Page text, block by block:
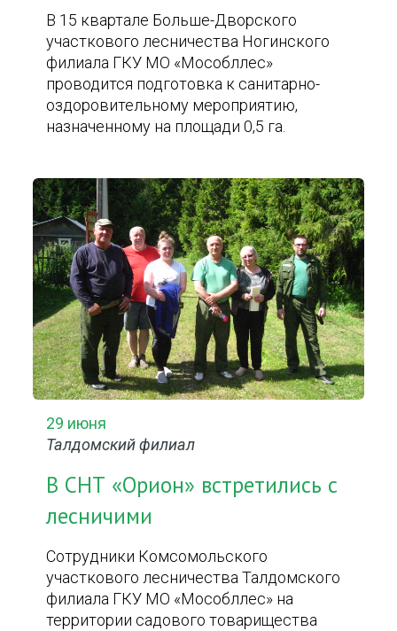
В 15 квартале Больше-Дворского
участкового лесничества Ногинского
филиала ГКУ МО «Мособллес»
проводится подготовка к санитарно-
оздоровительному мероприятию,
назначенному на площади 0,5 га.
29 июня
Талдомский филиал
В СНТ «Орион» встретились с
лесничими
Сотрудники Комсомольского
участкового лесничества Талдомского
филиала ГКУ МО «Мособллес» на
территории садового товарищества